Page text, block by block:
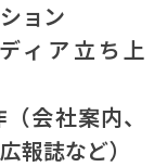
ョン
ィア立ち上
会社案内、
報誌など）